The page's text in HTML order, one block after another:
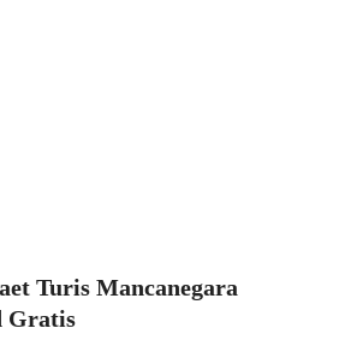
Turis Mancanegara
Gratis